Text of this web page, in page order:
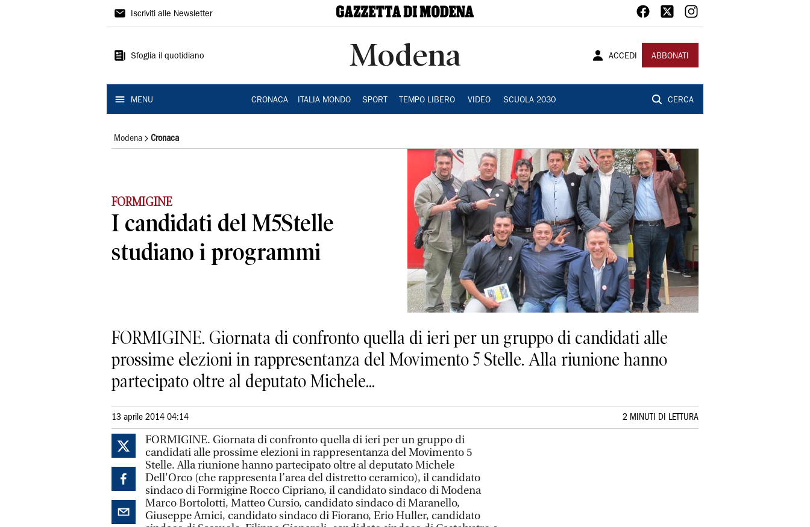
Gazzetta
Modena
Iscriviti alle Newsletter
Sfoglia il quotidiano Modena ACCEDI ABBONATI
MENU CRONACA ITALIA MONDO SPORT TEMPO LIBERO VIDEO SCUOLA 2030 CERCA
Modena Cronaca
FORMIGINE
I candidati del M5Stelle
studiano i programmi
FORMIGINE. Giornata di confronto quella di ieri per un gruppo di candidati alle
prossime elezioni in rappresentanza del Movimento 5 Stelle. Alla riunione hanno
partecipato oltre al deputato Michele...
13 aprile 2014 04:14 2 MINUTI DI LETTURA
FORMIGINE. Giornata di confronto quella di ieri per un gruppo di
candidati alle prossime elezioni in rappresentanza del Movimento 5
Stelle. Alla riunione hanno partecipato oltre al deputato Michele
Dell'Orco (che rappresenta l’area del distretto ceramico), il candidato
sindaco di Formigine Rocco Cipriano, il candidato sindaco di Modena
Marco Bortolotti, Matteo Cursio, candidato sindaco di Maranello,
Giuseppe Amici, candidato sindaco di Fiorano, Erio Huller, candidato